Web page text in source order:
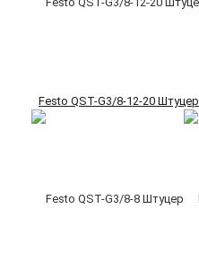
Festo QST-G3/8-12-20 Штуцер